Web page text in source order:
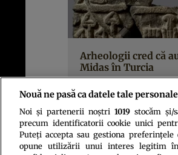
Arheologii cred că
Midas în Turcia
Nouă ne pasă ca datele tale
Noi și partenerii noștri 1019stocăm și/
precum identificatorii cookie unici
Puteți accepta sau gestiona
opune utilizării unui interes legitim